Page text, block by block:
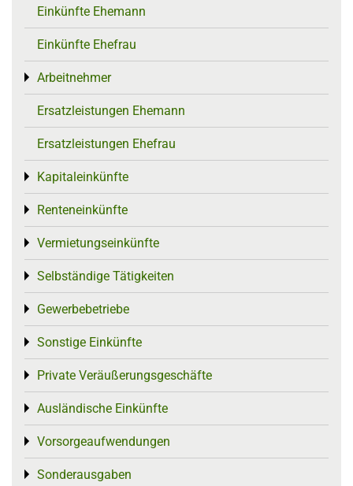
Einkünfte Ehemann
Einkünfte Ehefrau
Arbeitnehmer
Toggle menu
Ersatzleistungen Ehemann
Ersatzleistungen Ehefrau
Kapitaleinkünfte
Toggle menu
Renteneinkünfte
Toggle menu
Vermietungseinkünfte
Toggle menu
Selbständige Tätigkeiten
Toggle menu
Gewerbebetriebe
Toggle menu
Sonstige Einkünfte
Toggle menu
Private Veräußerungsgeschäfte
Toggle menu
Ausländische Einkünfte
Toggle menu
Vorsorgeaufwendungen
Toggle menu
Sonderausgaben
Toggle menu